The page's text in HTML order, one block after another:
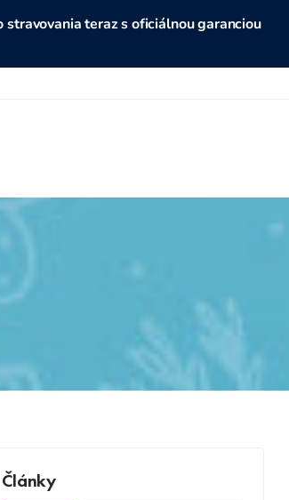
stravovania teraz s oficiálnou garanciou
Články